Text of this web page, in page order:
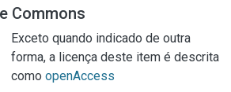
Commons
Exceto quando indicado de outra
forma, a licença deste item é descrita
como openAccess